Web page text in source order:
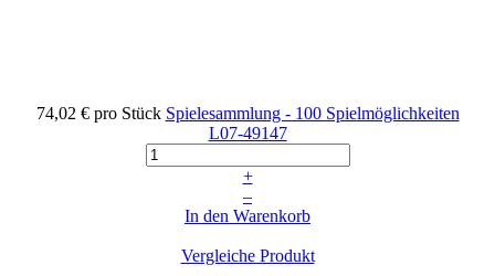
74,02 € pro Stück Spielesammlung - 100 Spielmöglichkeiten
L07-49147
+
–
In den Warenkorb
Vergleiche Produkt